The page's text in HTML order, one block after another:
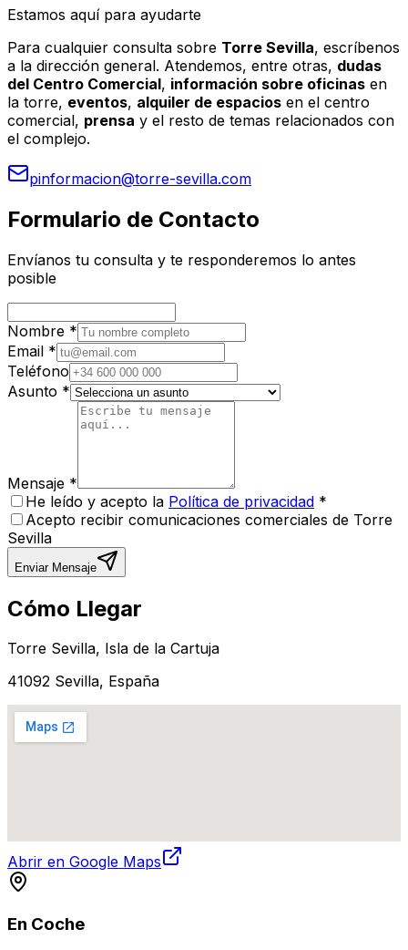
Estamos aquí para ayudarte
Para cualquier consulta sobre Torre Sevilla, escríbenos
a la dirección general. Atendemos, entre otras, dudas
del Centro Comercial, información sobre oficinas en
la torre, eventos, alquiler de espacios en el centro
comercial, prensa y el resto de temas relacionados con
el complejo.
pinformacion@torre-sevilla.com
Formulario de Contacto
Envíanos tu consulta y te responderemos lo antes
posible
Nombre *
Email *
Teléfono
Asunto *
Mensaje *
He leído y acepto la Política de privacidad *
Acepto recibir comunicaciones comerciales de Torre
Sevilla
Enviar Mensaje
Cómo Llegar
Torre Sevilla, Isla de la Cartuja
41092 Sevilla, España
Abrir en Google Maps
En Coche